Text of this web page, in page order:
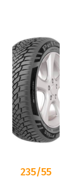
235/55